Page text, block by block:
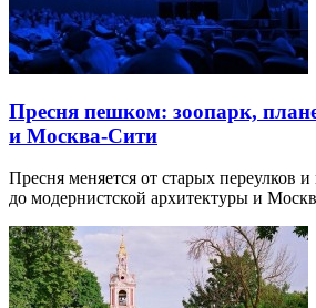
Пресня пешком: зоопарк,
и Москва-Сити
Пресня меняется от старых переулков
до модернистской архитектуры и